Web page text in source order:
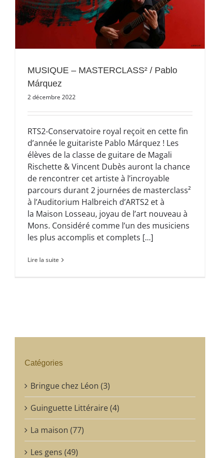
MUSIQUE – MASTERCLASS² / Pablo
Márquez
2 décembre 2022
RTS2-Conservatoire royal reçoit en cette fin
d’année le guitariste Pablo Márquez ! Les
élèves de la classe de guitare de Magali
Rischette & Vincent Dubès auront la chance
de rencontrer cet artiste à l’incroyable
parcours durant 2 journées de masterclass²
à l’Auditorium Halbreich d’ARTS2 et à
la Maison Losseau, joyau de l’art nouveau à
Mons. Considéré comme l’un des musiciens
les plus accomplis et complets [...]
Lire la suite
Catégories
Bringue chez Léon (3)
Guinguette Littéraire (4)
La maison (77)
Les gens (49)